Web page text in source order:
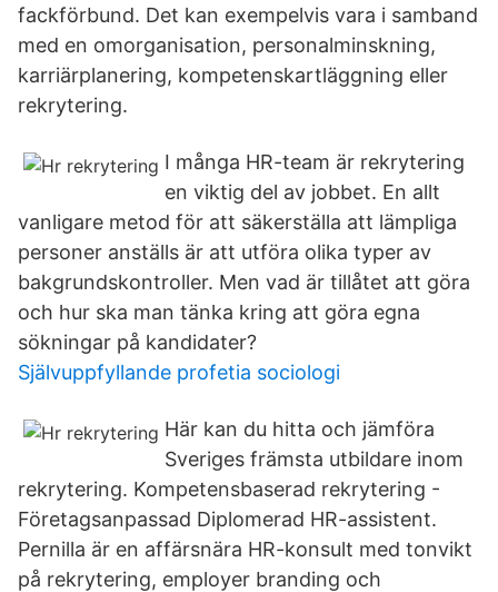
fackförbund. Det kan exempelvis vara i samband
med en omorganisation, personalminskning,
karriärplanering, kompetenskartläggning eller
rekrytering.
I många HR-team är rekrytering
en viktig del av jobbet. En allt
vanligare metod för att säkerställa att lämpliga
personer anställs är att utföra olika typer av
bakgrundskontroller. Men vad är tillåtet att göra
och hur ska man tänka kring att göra egna
sökningar på kandidater?
Självuppfyllande profetia sociologi
Här kan du hitta och jämföra
Sveriges främsta utbildare inom
rekrytering. Kompetensbaserad rekrytering -
Företagsanpassad Diplomerad HR-assistent.
Pernilla är en affärsnära HR-konsult med tonvikt
på rekrytering, employer branding och